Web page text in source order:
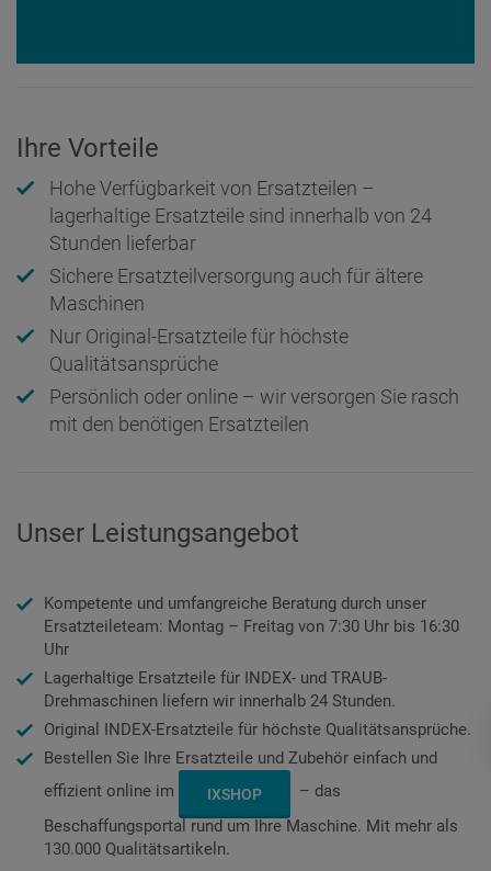
Ihre Vorteile
Hohe Verfügbarkeit von Ersatzteilen –
lagerhaltige Ersatzteile sind innerhalb von 24
Stunden lieferbar
Sichere Ersatzteilversorgung auch für ältere
Maschinen
Nur Original-Ersatzteile für höchste
Qualitätsansprüche
Persönlich oder online – wir versorgen Sie rasch
mit den benötigen Ersatzteilen
Unser Leistungsangebot
Kompetente und umfangreiche Beratung durch unser
Ersatzteileteam: Montag – Freitag von 7:30 Uhr bis 16:30
Uhr
Lagerhaltige Ersatzteile für INDEX- und TRAUB-
Drehmaschinen liefern wir innerhalb 24 Stunden.
Original INDEX-Ersatzteile für höchste Qualitätsansprüche.
Bestellen Sie Ihre Ersatzteile und Zubehör einfach und
effizient online im
IXSHOP
– das
Beschaffungsportal rund um Ihre Maschine. Mit mehr als
130.000 Qualitätsartikeln.